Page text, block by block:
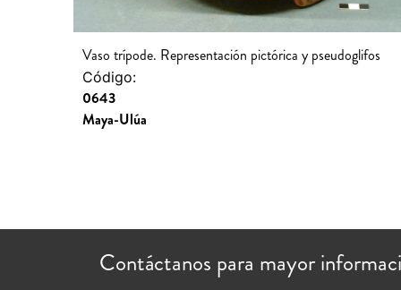
Vaso trípode. Representación pictórica y pseudoglifos
Código:
0643
Maya-Ulúa
Contáctanos para mayor